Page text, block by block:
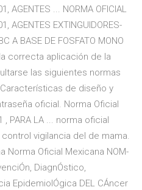
AGENTES ... NORMA OFICIAL
AGENTES EXTINGUIDORES-
A BASE DE FOSFATO MONO
la correcta aplicación de la
las siguientes normas
Características de diseño y
oficial. Norma Oficial
, PARA LA ... norma oficial
vigilancia del de mama.
Norma Oficial Mexicana NOM-
DiagnÓstico,
EpidemiolÓgica DEL CÁncer